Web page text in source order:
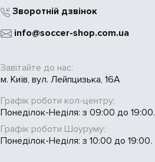
Зворотній дзвінок
info@soccer-shop.com.ua
Завітайте до нас:
м. Київ, вул. Лейпцизька, 16А
Графік роботи кол-центру:
Понеділок-Неділя: з 09:00 до 19:00.
Графік роботи Шоуруму:
Понеділок-Неділя: з 10:00 до 19:00.